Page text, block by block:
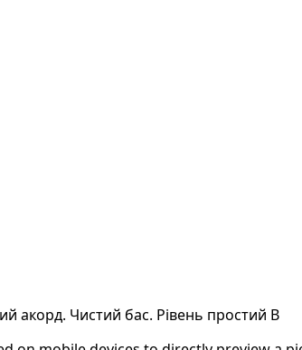
акорд. Чистий бас. Рівень простий B